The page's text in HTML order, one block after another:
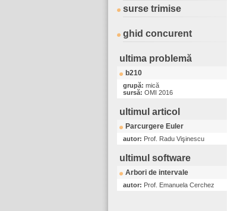
surse trimise
ghid concurent
ultima problemă
b210
grupă: mică
sursă: OMI 2016
ultimul articol
Parcurgere Euler
autor: Prof. Radu Vişinescu
ultimul software
Arbori de intervale
autor: Prof. Emanuela Cerchez